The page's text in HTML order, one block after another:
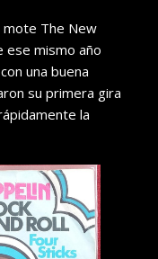
mote The New
ese mismo año
una buena
su primera gira
la